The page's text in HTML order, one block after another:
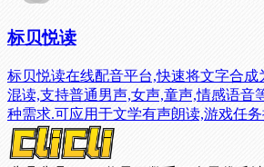
标贝悦读
标贝悦读在线配音平台,快速将文字合成
混读,支持普通男声,女声,童声,情感语音
种需求.可应用于文学有声朗读,游戏任务